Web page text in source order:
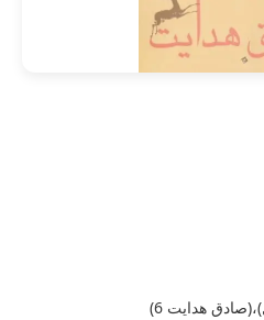
هدایت 6)